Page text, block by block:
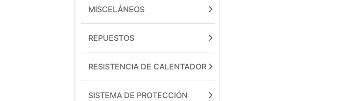
MISCELÁNEOS
REPUESTOS
RESISTENCIA DE CALENTADOR
SISTEMA DE PROTECCIÓN